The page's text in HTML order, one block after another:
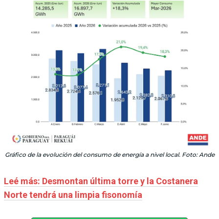
Gráfico de la evolución del consumo de energía a nivel local. Foto: Ande
Leé más: Desmontan última torre y la Costanera
Norte tendrá una limpia fisonomía